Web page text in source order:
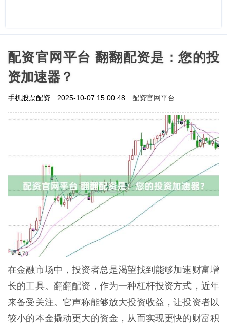
配资官网平台 翻翻配资是：您的投
资加速器？
手机股票配资 2025-10-07 15:00:48 配资官网平台
在金融市场中，投资者总是渴望找到能够加速财富增
长的工具。翻翻配资，作为一种杠杆投资方式，近年
来备受关注。它声称能够放大投资收益，让投资者以
较小的本金撬动更大的资金，从而实现更快的财富积